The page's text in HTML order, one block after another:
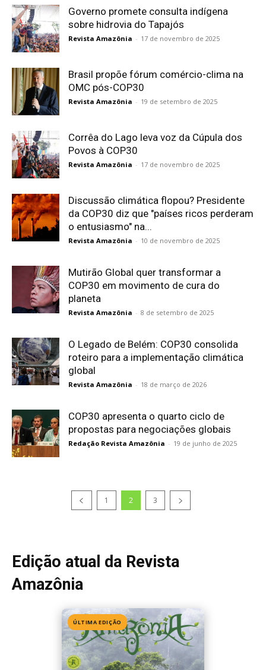
Governo promete consulta indígena
sobre hidrovia do Tapajós
Revista Amazônia - 17 de novembro de 2025
Brasil propõe fórum comércio-clima na
OMC pós-COP30
Revista Amazônia - 19 de setembro de 2025
Corrêa do Lago leva voz da Cúpula dos
Povos à COP30
Revista Amazônia - 17 de novembro de 2025
Discussão climática flopou? Presidente
da COP30 diz que "países ricos perderam
o entusiasmo" na...
Revista Amazônia - 10 de novembro de 2025
Mutirão Global quer transformar a
COP30 em movimento de cura do
planeta
Revista Amazônia - 8 de setembro de 2025
O Legado de Belém: COP30 consolida
roteiro para a implementação climática
global
Revista Amazônia - 18 de março de 2026
COP30 apresenta o quarto ciclo de
propostas para negociações globais
Redação Revista Amazônia - 19 de junho de 2025
1 2 3
Edição atual da Revista
Amazônia
ÚLTIMA EDIÇÃO